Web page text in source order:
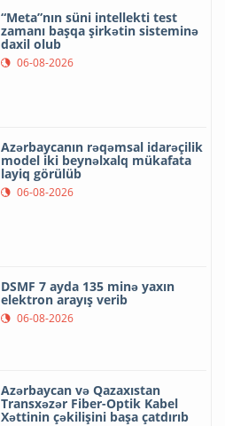
“Meta”nın süni intellekti test
zamanı başqa şirkətin sisteminə
daxil olub
06-08-2026
Azərbaycanın rəqəmsal idarəçilik
model iki beynəlxalq mükafata
layiq görülüb
06-08-2026
DSMF 7 ayda 135 minə yaxın
elektron arayış verib
06-08-2026
Azərbaycan və Qazaxıstan
Transxəzər Fiber-Optik Kabel
Xəttinin çəkilişini başa çatdırıb